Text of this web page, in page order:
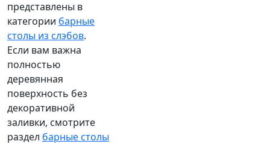
представлены в
категории барные
столы из слэбов.
Если вам важна
полностью
деревянная
поверхность без
декоративной
заливки, смотрите
раздел барные столы